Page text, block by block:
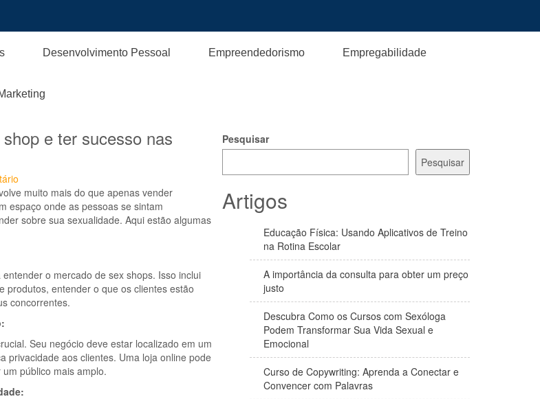
Desenvolvimento Pessoal Empreendedorismo Empregabilidade
e ter sucesso nas
muito mais do que apenas vender
espaço onde as pessoas se sintam
sobre sua sexualidade. Aqui estão algumas
o mercado de sex shops. Isso inclui
produtos, entender o que os clientes estão
concorrentes.
Seu negócio deve estar localizado em um
privacidade aos clientes. Uma loja online pode
público mais amplo.
Pesquisar
Pesquisar
Artigos
Educação Física: Usando Aplicativos de Treino
na Rotina Escolar
A importância da consulta para obter um preço
justo
Descubra Como os Cursos com Sexóloga
Podem Transformar Sua Vida Sexual e
Emocional
Curso de Copywriting: Aprenda a Conectar e
Convencer com Palavras